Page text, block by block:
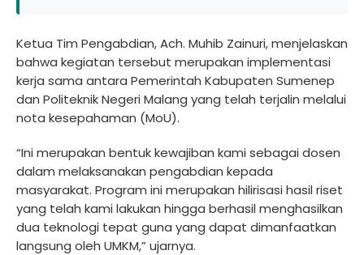
Ketua Tim Pengabdian, Ach. Muhib Zainuri, menjelaskan
bahwa kegiatan tersebut merupakan implementasi
kerja sama antara Pemerintah Kabupaten Sumenep
dan Politeknik Negeri Malang yang telah terjalin melalui
nota kesepahaman (MoU).
“Ini merupakan bentuk kewajiban kami sebagai dosen
dalam melaksanakan pengabdian kepada
masyarakat. Program ini merupakan hilirisasi hasil riset
yang telah kami lakukan hingga berhasil menghasilkan
dua teknologi tepat guna yang dapat dimanfaatkan
langsung oleh UMKM,” ujarnya.